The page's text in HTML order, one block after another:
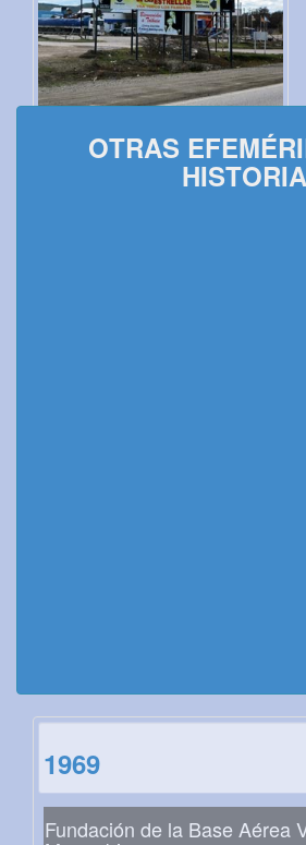
OTRAS
HISTORIA
1969
Fundación de la Base Aérea